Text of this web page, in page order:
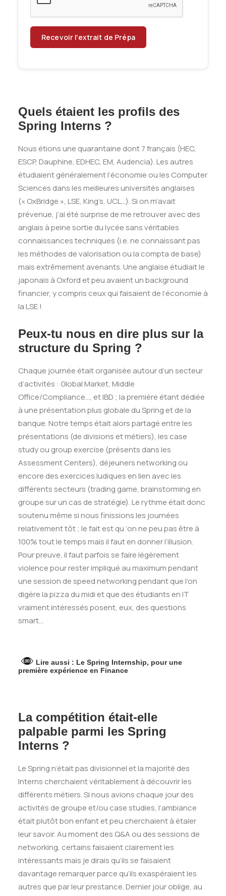
Quels étaient les profils des
Spring Interns ?
Nous étions une quarantaine dont 7 français (HEC,
ESCP, Dauphine, EDHEC, EM, Audencia). Les autres
étudiaient généralement l’économie ou les Computer
Sciences dans les meilleures universités anglaises
(« OxBridge », LSE, King’s, UCL…). Si on m’avait
prévenue, j’ai été surprise de me retrouver avec des
anglais à peine sortie du lycée sans véritables
connaissances techniques (i.e. ne connaissant pas
les méthodes de valorisation ou la compta de base)
mais extrêmement avenants. Une anglaise étudiait le
japonais à Oxford et peu avaient un background
financier, y compris ceux qui faisaient de l’économie à
la LSE !
Peux-tu nous en dire plus sur la
structure du Spring ?
Chaque journée était organisée autour d’un secteur
d’activités : Global Market, Middle
Office/Compliance…, et IBD ; la première étant dédiée
à une présentation plus globale du Spring et de la
banque. Notre temps était alors partagé entre les
présentations (de divisions et métiers), les case
study ou group exercise (présents dans les
Assessment Centers), déjeuners networking ou
encore des exercices ludiques en lien avec les
différents secteurs (trading game, brainstorming en
groupe sur un cas de stratégie). Le rythme était donc
soutenu même si nous finissions les journées
relativement tôt ; le fait est qu ‘on ne peu pas être à
100% tout le temps mais il faut en donner l’illusion.
Pour preuve, il faut parfois se faire légèrement
violence pour rester impliqué au maximum pendant
une session de speed networking pendant que l’on
digère la pizza du midi et que des étudiants en IT
vraiment intéressés posent, eux, des questions
smart…
Lire aussi : Le Spring Internship, pour une
première expérience en Finance
La compétition était-elle
palpable parmi les Spring
Interns ?
Le Spring n’était pas divisionnel et la majorité des
Interns cherchaient véritablement à découvrir les
différents métiers. Si nous avions chaque jour des
activités de groupe et/ou case studies, l’ambiance
était plutôt bon enfant et peu cherchaient à étaler
leur savoir. Au moment des Q&A ou des sessions de
networking, certains faisaient clairement les
intéressants mais je dirais qu’ils se faisaient
davantage remarquer parce qu’ils exaspéraient les
autres que par leur prestance. Dernier jour oblige, au